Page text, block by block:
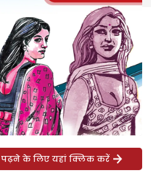
पढ़ने के लिए यहां क्लिक करें